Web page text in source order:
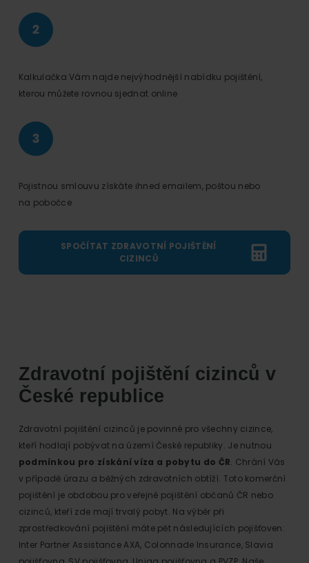
Kalkulačka Vám najde nejvýhodnější nabídku pojištění,
kterou můžete rovnou sjednat online
Pojistnou smlouvu získáte ihned emailem, poštou nebo
na pobočce
SPOČÍTAT ZDRAVOTNÍ POJIŠTĚNÍ
CIZINCŮ
Zdravotní pojištění cizinců v
České republice
Zdravotní pojištění cizinců je povinné pro všechny cizince,
kteří hodlají pobývat na území České republiky. Je nutnou
podmínkou pro získání víza a pobytu do ČR. Chrání Vás
v případě úrazu a běžných zdravotních obtíží. Toto komerční
pojištění je obdobou pro veřejné pojištění občanů ČR nebo
cizinců, kteří zde mají trvalý pobyt. Na výběr při
zprostředkování pojištění máte pět následujících pojišťoven:
Inter Partner Assistance AXA, Colonnade Insurance, Slavia